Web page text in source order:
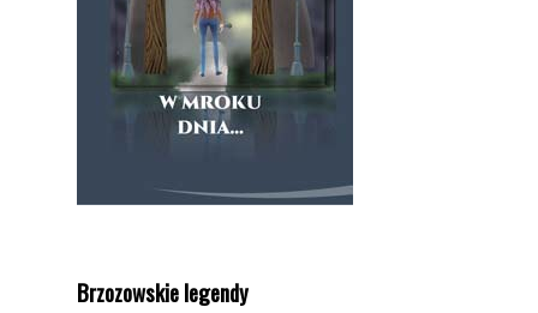
Brzozowskie legendy